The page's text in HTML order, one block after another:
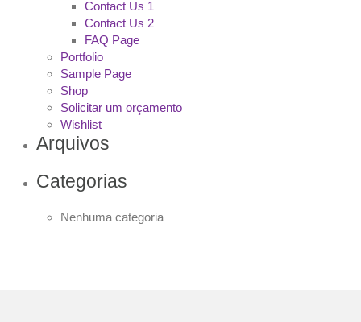
Contact Us 1
Contact Us 2
FAQ Page
Portfolio
Sample Page
Shop
Solicitar um orçamento
Wishlist
Arquivos
Categorias
Nenhuma categoria